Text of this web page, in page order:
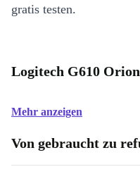
gratis testen.
Logitech G610
Mehr anzeigen
Von gebraucht zu